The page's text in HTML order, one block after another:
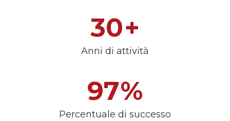
30+
Anni di attività
97%
Percentuale di successo